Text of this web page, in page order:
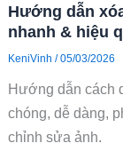
Hướng dẫn
nhanh & hiệu
KeniVinh /05/03/2026
Hướng dẫn cách
chóng, dễ dàng,
chỉnh sửa ảnh.